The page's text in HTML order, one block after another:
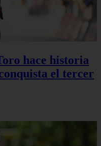
hace historia
el tercer